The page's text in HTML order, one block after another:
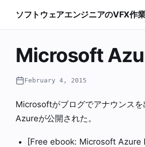
ソフトウェアエンジニアのVFX作
Microsoft
February 4, 2015
Microsoftがブログでアナウンス
Azureが公開された。
[Free ebook: Microsoft